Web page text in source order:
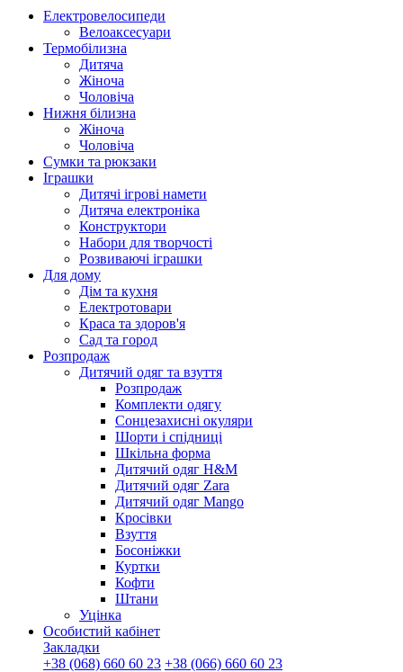
Електровелосипеди
Велоаксесуари
Термобілизна
Дитяча
Жіноча
Чоловіча
Нижня білизна
Жіноча
Чоловіча
Сумки та рюкзаки
Іграшки
Дитячі ігрові намети
Дитяча електроніка
Конструктори
Набори для творчості
Розвиваючі іграшки
Для дому
Дім та кухня
Електротовари
Краса та здоров'я
Сад та город
Розпродаж
Дитячий одяг та взуття
Розпродаж
Комплекти одягу
Сонцезахисні окуляри
Шорти і спідниці
Шкільна форма
Дитячий одяг H&M
Дитячий одяг Zara
Дитячий одяг Mango
Кросівки
Взуття
Босоніжки
Куртки
Кофти
Штани
Уцінка
Особистий кабінет
Закладки
+38 (068) 660 60 23 +38 (066) 660 60 23